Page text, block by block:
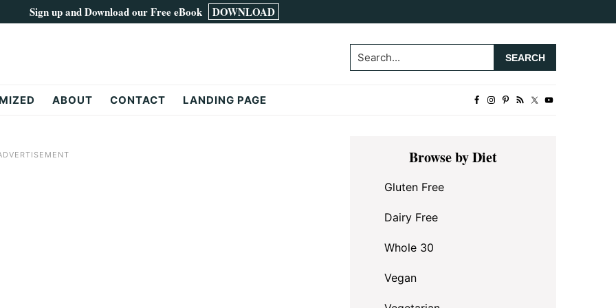
Sign up and Download our Free eBook DOWNLOAD
Search...
ABOUT CONTACT LANDING PAGE
Primary
SidebarBrowse by Diet
Gluten Free
Dairy Free
Whole 30
Vegan